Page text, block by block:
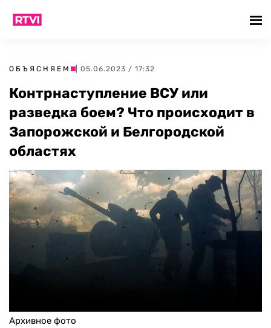
ОБЪЯСНЯЕМ | 05.06.2023 / 17:32
Контрнаступление ВСУ или
разведка боем? Что происходит в
Запорожской и Белгородской
областях
Архивное фото